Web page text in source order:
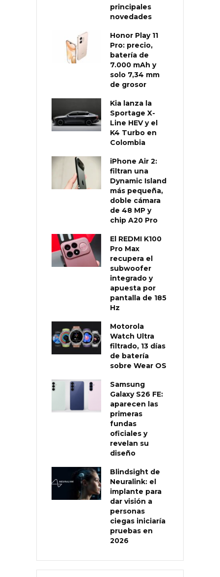
principales
novedades
Honor Play 11
Pro: precio,
batería de
7.000 mAh y
solo 7,34 mm
de grosor
Kia lanza la
Sportage X-
Line HEV y el
K4 Turbo en
Colombia
iPhone Air 2:
filtran una
Dynamic Island
más pequeña,
doble cámara
de 48 MP y
chip A20 Pro
El REDMI K100
Pro Max
recupera el
subwoofer
integrado y
apuesta por
pantalla de 185
Hz
Motorola
Watch Ultra
filtrado, 13 días
de batería
sobre Wear OS
Samsung
Galaxy S26 FE:
aparecen las
primeras
fundas
oficiales y
revelan su
diseño
Blindsight de
Neuralink: el
implante para
dar visión a
personas
ciegas iniciaría
pruebas en
2026